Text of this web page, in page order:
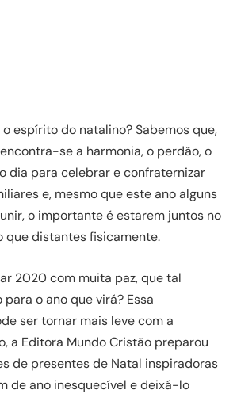
espírito do natalino? Sabemos que,
se a harmonia, o perdão, o
dia para celebrar e confraternizar
e, mesmo que este ano alguns
o importante é estarem juntos no
que distantes fisicamente.
2020 com muita paz, que tal
o ano que virá? Essa
ser tornar mais leve com a
a Editora Mundo Cristão preparou
de presentes de Natal inspiradoras
de ano inesquecível e deixá-lo